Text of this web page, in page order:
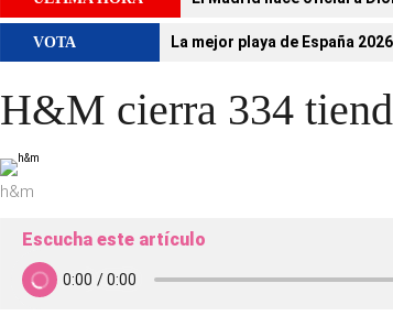
VOTA La mejor playa de España
H&M cierra 334
h&m
Escucha este artículo